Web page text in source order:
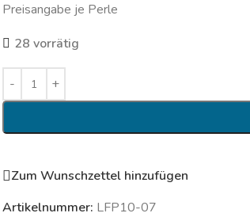
Preisangabe je Perle
28 vorrätig
Zum Wunschzettel hinzufügen
Artikelnummer: LFP10-07